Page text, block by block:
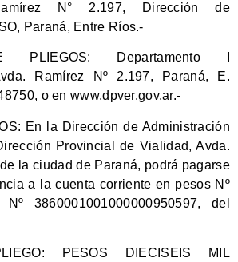
N° 2.197, Dirección de
Paraná, Entre Ríos.-
PLIEGOS:
Departamento I
Ramírez Nº 2.197, Paraná, E.
o en www.dpver.gov.ar.-
En la Dirección de Administración
Provincial de Vialidad, Avda.
la ciudad de Paraná, podrá pagarse
a la cuenta corriente en pesos Nº
3860001001000000950597, del
PESOS DIECISEIS MIL